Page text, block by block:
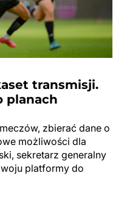
transmisji.
planach
zbierać dane o
możliwości dla
sekretarz generalny
platformy do